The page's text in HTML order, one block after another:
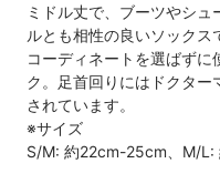
ミドル丈で、ブーツやシ
ルとも相性の良いソックス
コーディネートを選ばずに
ク。足首回りにはドクター
されています。
※サイズ
S/M: 約22cm-25cm、M/